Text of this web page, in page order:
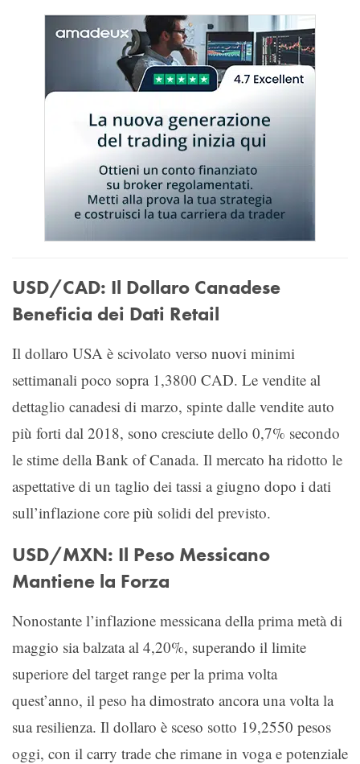
USD/CAD: Il Dollaro Canadese
Beneficia dei Dati Retail
Il dollaro USA è scivolato verso nuovi minimi
settimanali poco sopra 1,3800 CAD. Le vendite al
dettaglio canadesi di marzo, spinte dalle vendite auto
più forti dal 2018, sono cresciute dello 0,7% secondo
le stime della Bank of Canada. Il mercato ha ridotto le
aspettative di un taglio dei tassi a giugno dopo i dati
sull’inflazione core più solidi del previsto.
USD/MXN: Il Peso Messicano
Mantiene la Forza
Nonostante l’inflazione messicana della prima metà di
maggio sia balzata al 4,20%, superando il limite
superiore del target range per la prima volta
quest’anno, il peso ha dimostrato ancora una volta la
sua resilienza. Il dollaro è sceso sotto 19,2550 pesos
oggi, con il carry trade che rimane in voga e potenziale